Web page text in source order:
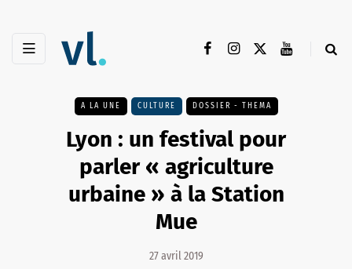
A LA UNE CULTURE DOSSIER - THEMA
Lyon : un festival pour
parler « agriculture
urbaine » à la Station
Mue
27 avril 2019